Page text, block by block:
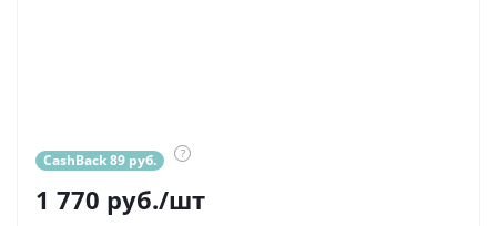
CashBack 89 руб. ?
1 770 руб./шт